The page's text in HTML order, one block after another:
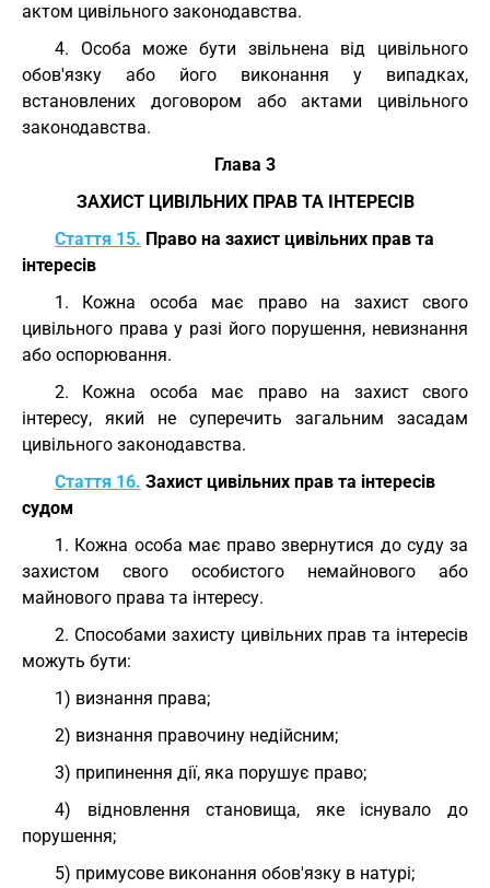
актом цивільного законодавства.
4. Особа може бути звільнена від цивільного
обов'язку або його виконання у випадках,
встановлених договором або актами цивільного
законодавства.
Глава 3
ЗАХИСТ ЦИВІЛЬНИХ ПРАВ ТА ІНТЕРЕСІВ
Стаття 15. Право на захист цивільних прав та
інтересів
1. Кожна особа має право на захист свого
цивільного права у разі його порушення, невизнання
або оспорювання.
2. Кожна особа має право на захист свого
інтересу, який не суперечить загальним засадам
цивільного законодавства.
Стаття 16. Захист цивільних прав та інтересів
судом
1. Кожна особа має право звернутися до суду за
захистом свого особистого немайнового або
майнового права та інтересу.
2. Способами захисту цивільних прав та інтересів
можуть бути:
1) визнання права;
2) визнання правочину недійсним;
3) припинення дії, яка порушує право;
4) відновлення становища, яке існувало до
порушення;
5) примусове виконання обов'язку в натурі;